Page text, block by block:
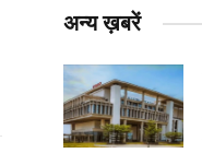
अन्य ख़बरें